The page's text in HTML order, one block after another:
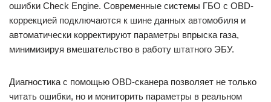
ошибки Check Engine. Современные системы ГБО с OBD-
коррекцией подключаются к шине данных автомобиля и
автоматически корректируют параметры впрыска газа,
минимизируя вмешательство в работу штатного ЭБУ.
Диагностика с помощью OBD-сканера позволяет не только
читать ошибки, но и мониторить параметры в реальном